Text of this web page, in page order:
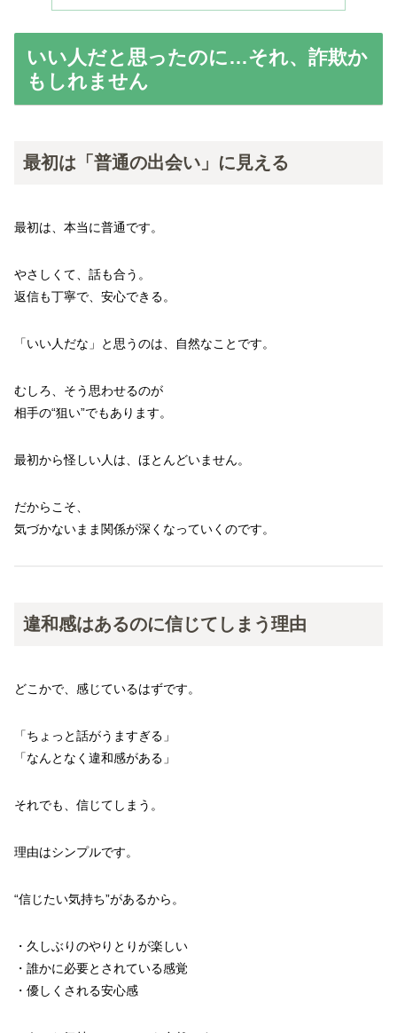
いい人だと思ったのに…それ、詐欺か
もしれません
最初は「普通の出会い」に見える
最初は、本当に普通です。
やさしくて、話も合う。
返信も丁寧で、安心できる。
「いい人だな」と思うのは、自然なことです。
むしろ、そう思わせるのが
相手の“狙い”でもあります。
最初から怪しい人は、ほとんどいません。
だからこそ、
気づかないまま関係が深くなっていくのです。
違和感はあるのに信じてしまう理由
どこかで、感じているはずです。
「ちょっと話がうますぎる」
「なんとなく違和感がある」
それでも、信じてしまう。
理由はシンプルです。
“信じたい気持ち”があるから。
・久しぶりのやりとりが楽しい
・誰かに必要とされている感覚
・優しくされる安心感